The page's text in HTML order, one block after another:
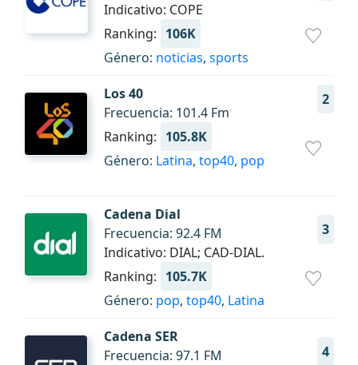
Indicativo: COPE
Ranking: 106K
Género: noticias, sports
Los 40 2
Frecuencia: 101.4 Fm
Ranking: 105.8K
Género: Latina, top40, pop
Cadena Dial
3
Frecuencia: 92.4 FM
Indicativo: DIAL; CAD-DIAL.
Ranking: 105.7K
Género: pop, top40, Latina
Cadena SER
4
Frecuencia: 97.1 FM